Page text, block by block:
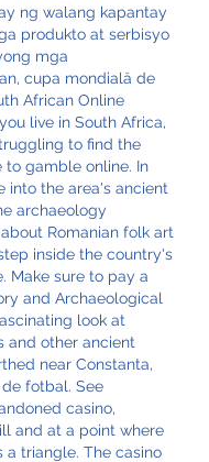
ng walang kapantay
produkto at serbisyo
mga
cupa mondială de
African Online
live in South Africa,
to find the
to gamble online. In
into the area's ancient
archaeology
Romanian folk art
inside the country's
Make sure to pay a
and Archaeological
look at
and other ancient
near Constanta,
fotbal. See
casino,
and at a point where
a triangle. The casino